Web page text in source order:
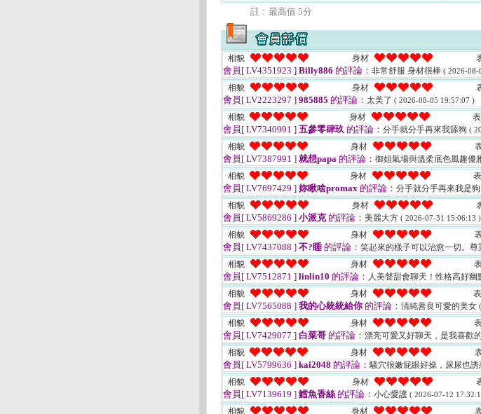
註﹕最高值 5分
相貌 身材
會員[ LV4351923 ] Billy886 的評論： 非常舒服 身材很棒 ( 2026-08-
相貌 身材
會員[ LV2223297 ] 985885 的評論： 太美了 ( 2026-08-05 19:57:07 )
相貌 身材
會員[ LV7340991 ] 五參零肆玖 的評論： 分手就分手再來我舔狗 (
相貌 身材
會員[ LV7387991 ] 就想papa 的評論： 御姐氣場與溫柔底色風趣優
相貌 身材
會員[ LV7697429 ] 妳瞅啥promax 的評論： 分手就分手再來我是狗
相貌 身材
會員[ LV5869286 ] 小派克的評論： 美麗大方 ( 2026-07-31 15:06:13 )
相貌 身材
會員[ LV7437088 ] 不?睡 的評論： 笑起來的樣子可以治愈一切。
相貌 身材
會員[ LV7512871 ] linlin10 的評論： 人美聲甜會聊天！性格高好
相貌 身材
會員[ LV7565088 ] 我的心統統給你的評論： 清純善良可愛的美女
相貌 身材
會員[ LV7429077 ] 白菜哥 的評論： 漂亮可愛又好聊天，是我喜歡
相貌 身材
會員[ LV5799636 ] kai2048 的評論：騷穴很嫩屁眼好操，尿尿也
相貌 身材
會員[ LV7139619 ] 鱈魚香絲 的評論： 小心愛護 ( 2026-07-12
相貌 身材